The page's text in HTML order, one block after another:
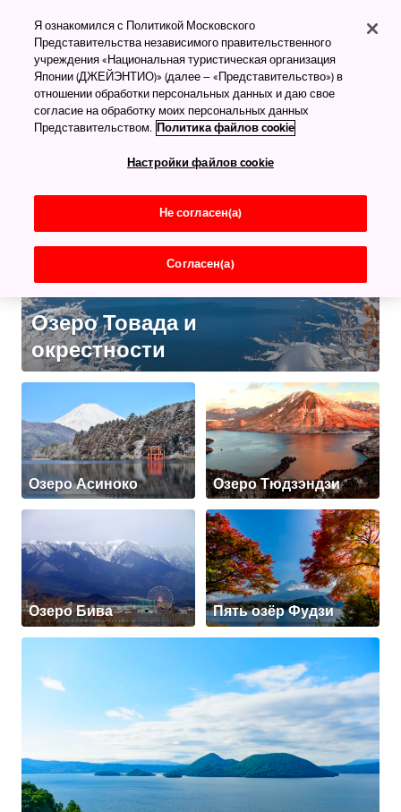
Что посмотреть
Озёра
Всё самое лучшее
Озеро Товада и
окрестности
Озеро Асиноко Озеро Тюдзэндзи
Озеро Бива Пять озёр Фудзи
Я ознакомился с Политикой Московского
Представительства независимого правительственного
учреждения «Национальная туристическая организация
Японии (ДЖЕЙЭНТИО)» (далее – «Представительство») в
отношении обработки персональных данных и даю свое
согласие на обработку моих персональных данных
Представительством. Политика файлов cookie
Настройки файлов cookie
Не согласен(а)
Согласен(а)